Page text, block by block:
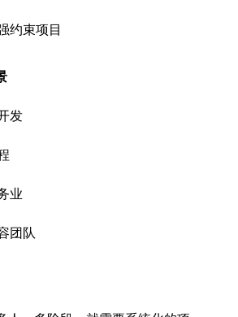
约束项目
发
业
团队